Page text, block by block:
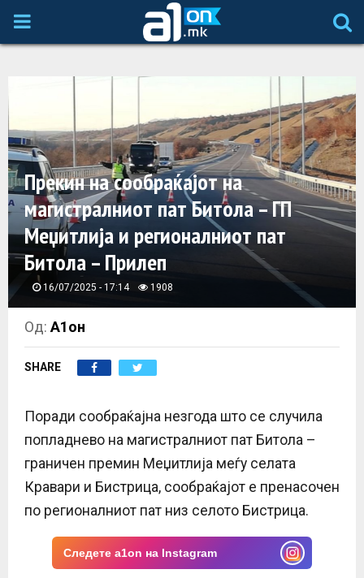
P
M
A
R
Y
M
E
N
U
Прекин на сообраќајот на
магистралниот пат Битола – ГП
Меџитлија и регионалниот пат
Битола – Прилеп
16/07/2025 - 17:14 1908
Од:А1он
SHARE
Поради сообраќајна незгода што се случила
попладнево на магистралниот пат Битола –
граничен премин Меџитлија меѓу селата
Кравари и Бистрица, сообраќајот е пренасочен
по регионалниот пат низ селото Бистрица.
Следете a1on на Instagram